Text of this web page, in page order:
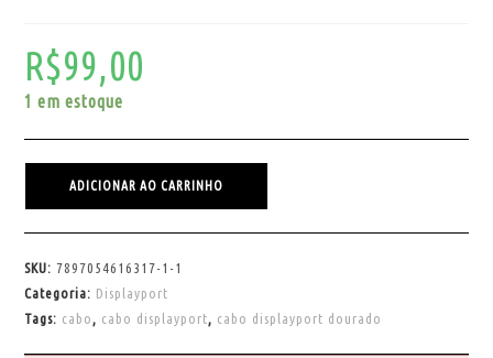
R$99,00
1 em estoque
ADICIONAR AO CARRINHO
SKU: 7897054616317-1-1
Categoria: Displayport
Tags: cabo , cabo displayport, cabo displayport dourado